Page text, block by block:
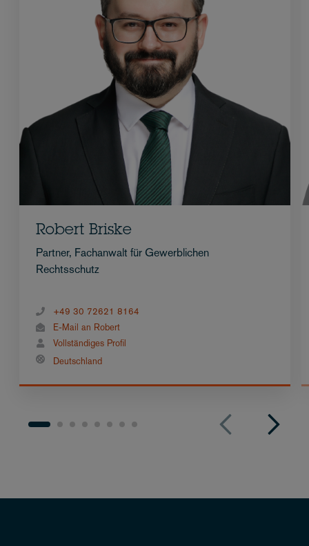
Robert Briske
Partner, Fachanwalt für Gewerblichen
Rechtsschutz
+49 30 72621 8164
E-Mail an Robert
Vollständiges Profil
Deutschland